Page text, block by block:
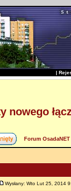
|
nowego
Forum
Wysłany: Wto Lut 25, 2014